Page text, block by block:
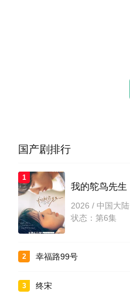
国产剧排行
1
我的鸵鸟先生
状态：第6集
2 幸福路99号
3 终宋